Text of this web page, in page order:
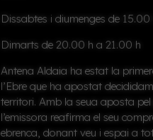
Dissabtes i diumenges de
Dimarts de 20.00 h a 21.00 h
Antena Aldaia ha estat la
l’Ebreque ha apostat
territori. Amb la seua aposta pel
l’emissora reafirma el seu
ebrenca , donant veu i espai a